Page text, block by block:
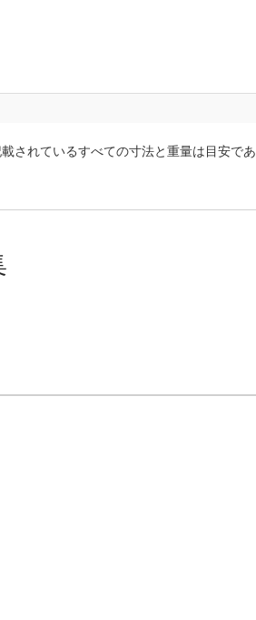
されているすべての寸法と重量は目安であ